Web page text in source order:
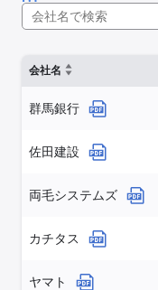
会社名
群馬銀行
佐田建設
両毛システムズ
カチタス
ヤマト